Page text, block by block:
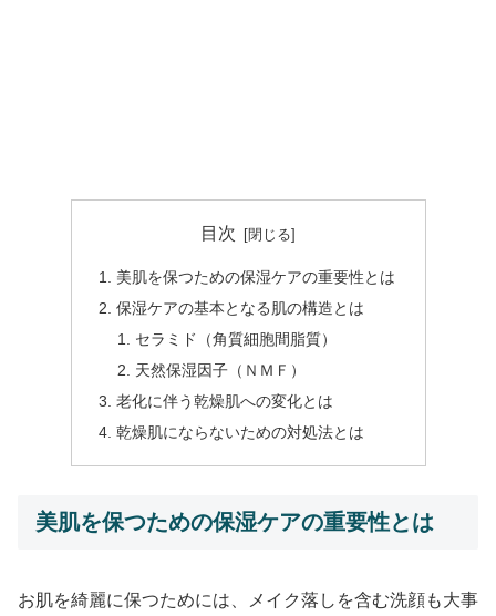
目次
美肌を保つための保湿ケアの重要性とは
保湿ケアの基本となる肌の構造とは
セラミド（角質細胞間脂質）
天然保湿因子（ＮＭＦ）
老化に伴う乾燥肌への変化とは
乾燥肌にならないための対処法とは
美肌を保つための保湿ケアの重要性とは
お肌を綺麗に保つためには、メイク落しを含む洗顔も大事